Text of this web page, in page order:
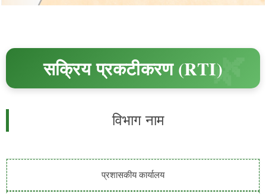
सक्रिय प्रकटीकरण (RTI)
विभाग नाम
प्रशासकीय कार्यालय